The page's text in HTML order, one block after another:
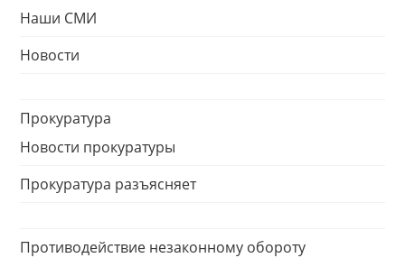
Наши СМИ
Новости
Прокуратура
Новости прокуратуры
Прокуратура разъясняет
Противодействие незаконному обороту